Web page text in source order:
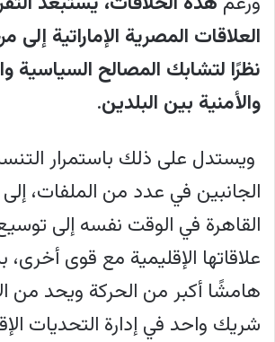
العلاقات المصرية الإماراتية إلى
نظرًا لتشابك المصالح السياسية
والأمنية بين البلدين.
ويستدل على ذلك باستمرار
الجانبين في عدد من الملفات،
القاهرة في الوقت نفسه إلى
علاقاتها الإقليمية مع قوى أخرى،
هامشًا أكبر من الحركة ويحد من
شريك واحد في إدارة التحديات